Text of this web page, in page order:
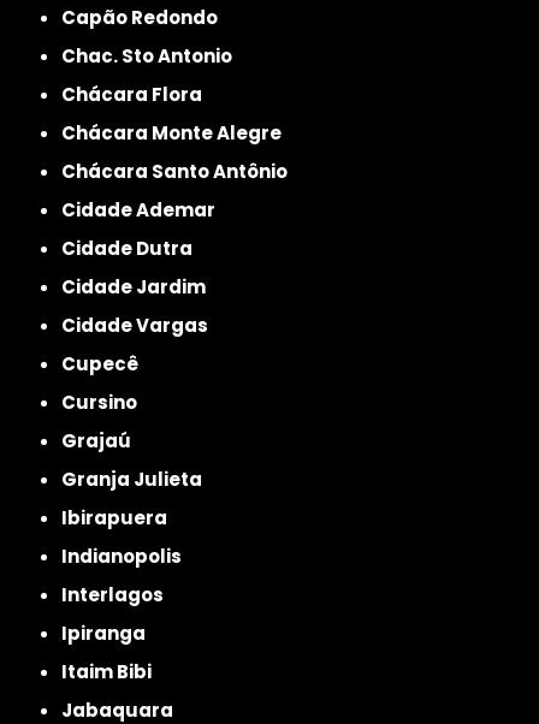
Capão Redondo
Chac. Sto Antonio
Chácara Flora
Chácara Monte Alegre
Chácara Santo Antônio
Cidade Ademar
Cidade Dutra
Cidade Jardim
Cidade Vargas
Cupecê
Cursino
Grajaú
Granja Julieta
Ibirapuera
Indianopolis
Interlagos
Ipiranga
Itaim Bibi
Jabaquara